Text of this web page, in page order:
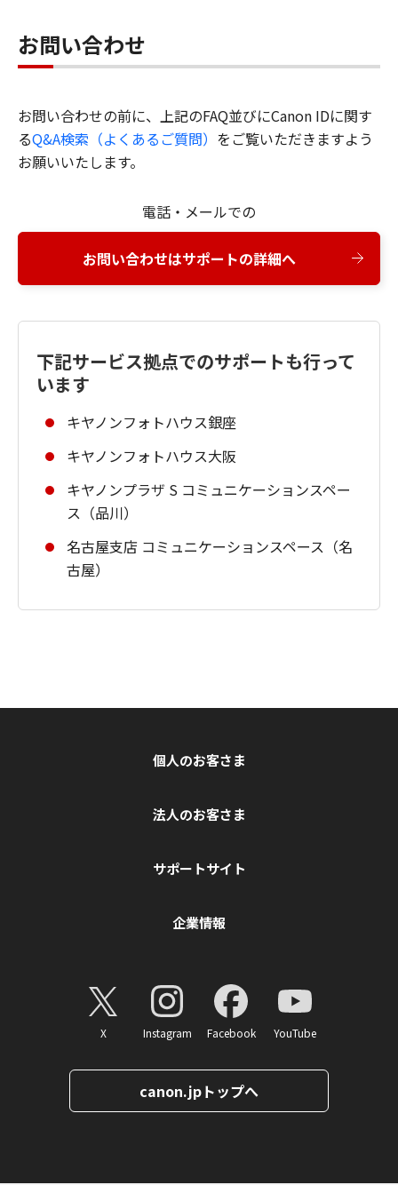
お問い合わせ
お問い合わせの前に、上記のFAQ並びにCanon IDに関す
るQ&A検索（よくあるご質問） をご覧いただきますよう
お願いいたします。
電話・メールでの
お問い合わせはサポートの詳細へ
下記サービス拠点でのサポートも行って
います
キヤノンフォトハウス銀座
キヤノンフォトハウス大阪
キヤノンプラザ S コミュニケーションスペー
ス（品川）
名古屋支店 コミュニケーションスペース（名
古屋）
個人のお客さま
法人のお客さま
サポートサイト
企業情報
X Instagram Facebook YouTube
canon.jpトップへ